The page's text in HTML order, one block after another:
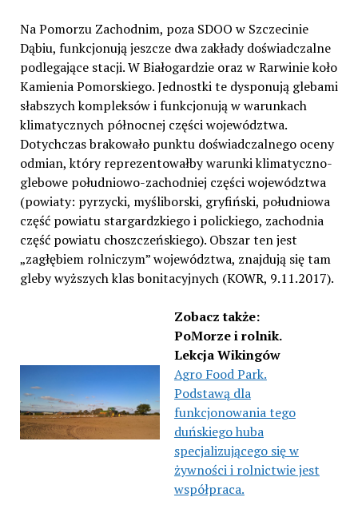
Na Pomorzu Zachodnim, poza SDOO w Szczecinie
Dąbiu, funkcjonują jeszcze dwa zakłady doświadczalne
podlegające stacji. W Białogardzie oraz w Rarwinie koło
Kamienia Pomorskiego. Jednostki te dysponują glebami
słabszych kompleksów i funkcjonują w warunkach
klimatycznych północnej części województwa.
Dotychczas brakowało punktu doświadczalnego oceny
odmian, który reprezentowałby warunki klimatyczno-
glebowe południowo-zachodniej części województwa
(powiaty: pyrzycki, myśliborski, gryfiński, południowa
część powiatu stargardzkiego i polickiego, zachodnia
część powiatu choszczeńskiego). Obszar ten jest
„zagłębiem rolniczym” województwa, znajdują się tam
gleby wyższych klas bonitacyjnych (KOWR, 9.11.2017).
Zobacz także:
PoMorze i rolnik.
Lekcja Wikingów
Agro Food Park.
Podstawą dla
funkcjonowania tego
duńskiego huba
specjalizującego się w
żywności i rolnictwie jest
współpraca.